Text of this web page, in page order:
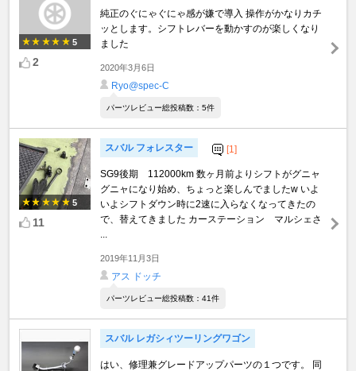
5
2
純正のぐにゃぐにゃ感が嫌で導入 操作がかなりカチ
ッとします。シフトレバーを動かすのが楽しくなり
ました
2020年3月6日
Ryo@spec-C
パーツレビュー総投稿数：5件
5
11
スバル フォレスター [1]
SG9後期 112000km 数ヶ月前よりシフトがグニャ
グニャになり始め、ちょっと楽しんでましたw いよ
いよシフトダウン時に2速に入らなくなってきたの
で、替えてきました カーステーション マルシェさ
...
2019年11月3日
アス ドッチ
パーツレビュー総投稿数：41件
スバル レガシィツーリングワゴン
はい、修理兼グレードアップパーツの１つです。 同